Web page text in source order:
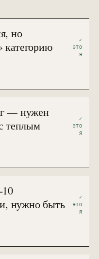
но
категорию
✓
ЭТО
Я
— нужен
теплым
✓
ЭТО
Я
нужно быть
✓
ЭТО
Я